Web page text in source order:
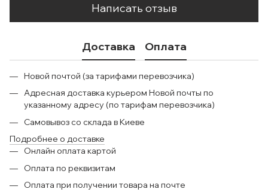
Написать отзыв
Доставка Оплата
Новой почтой (за тарифами перевозчика)
Адресная доставка курьером Новой почты по
указанному адресу (по тарифам перевозчика)
Самовывоз со склада в Киеве
Подробнее о доставке
Онлайн оплата картой
Оплата по реквизитам
Оплата при получении товара на почте